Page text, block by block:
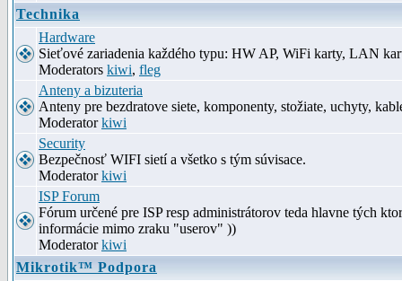
Technika
Hardware
Sieťové zariadenia každého typu: HW AP, WiFi karty, LAN
Moderators kiwi, fleg
Anteny a bizuteria
Anteny pre bezdratove siete, komponenty, stožiate, uchyty,
Moderatorkiwi
Security
Bezpečnosť WIFI sietí a všetko s tým súvisace.
Moderatorkiwi
ISP Forum
Fórum určené pre ISP resp administrátorov teda hlavne tých
informácie mimo zraku "userov" ))
Moderatorkiwi
Mikrotik™ Podpora